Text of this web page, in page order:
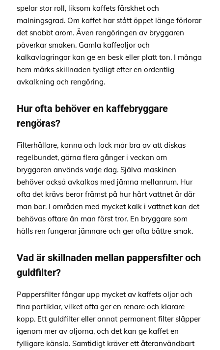
spelar stor roll, liksom kaffets färskhet och
malningsgrad. Om kaffet har stått öppet länge förlorar
det snabbt arom. Även rengöringen av bryggaren
påverkar smaken. Gamla kaffeoljor och
kalkavlagringar kan ge en besk eller platt ton. I många
hem märks skillnaden tydligt efter en ordentlig
avkalkning och rengöring.
Hur ofta behöver en kaffebryggare
rengöras?
Filterhållare, kanna och lock mår bra av att diskas
regelbundet, gärna flera gånger i veckan om
bryggaren används varje dag. Själva maskinen
behöver också avkalkas med jämna mellanrum. Hur
ofta det krävs beror främst på hur hårt vattnet är där
man bor. I områden med mycket kalk i vattnet kan det
behövas oftare än man först tror. En bryggare som
hålls ren fungerar jämnare och ger ofta bättre smak.
Vad är skillnaden mellan pappersfilter och
guldfilter?
Pappersfilter fångar upp mycket av kaffets oljor och
fina partiklar, vilket ofta ger en renare och klarare
kopp. Ett guldfilter eller annat permanent filter släpper
igenom mer av oljorna, och det kan ge kaffet en
fylligare känsla. Samtidigt kräver ett återanvändbart